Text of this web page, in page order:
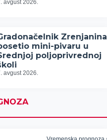
avgust 2026.
Zrenjanina
mini-pivaru u
poljoprivrednoj
avgust 2026.